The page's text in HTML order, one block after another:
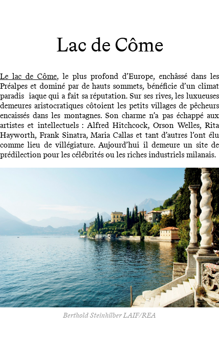
Lac de Côme
Le lac de Côme, le plus profond d’Europe, enchâssé dans les
Préalpes et dominé par de hauts sommets, bénéficie d’un climat
paradis iaque qui a fait sa réputation. Sur ses rives, les luxueuses
demeures aristocratiques côtoient les petits villages de pêcheurs
encaissés dans les montagnes. Son charme n’a pas échappé aux
artistes et intellectuels : Alfred Hitchcock, Orson Welles, Rita
Hayworth, Frank Sinatra, Maria Callas et tant d’autres l’ont élu
comme lieu de villégiature. Aujourd’hui il demeure un site de
prédilection pour les célébrités ou les riches industriels milanais.
Berthold Steinhilber LAIF/REA